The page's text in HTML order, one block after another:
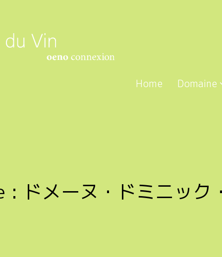
Home Domaine
: ドメーヌ・ドミニック